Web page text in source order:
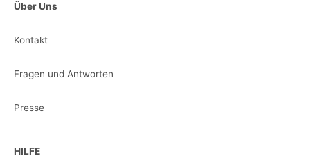
Über Uns
Kontakt
Fragen und Antworten
Presse
HILFE